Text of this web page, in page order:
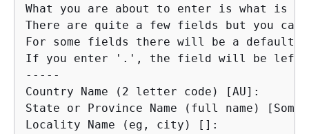
What you are about to enter is what is
There are quite a few fields but you can
For some fields there will be a default
If you enter '.', the field will be left
-----
Country Name (2 letter code) [AU]:
State or Province Name (full name)
Locality Name (eg, city) []: